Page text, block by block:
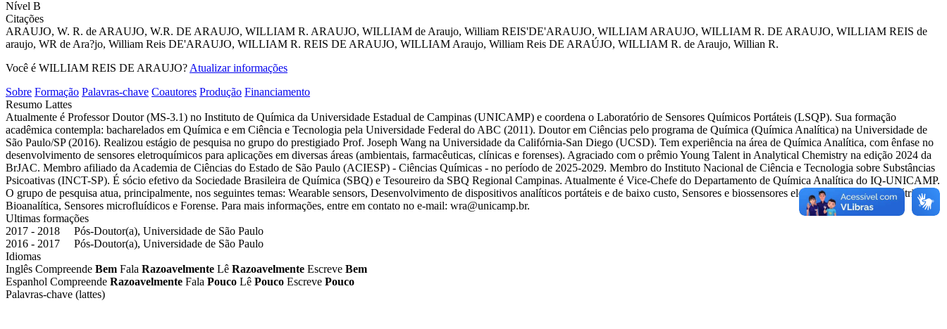
Nível B
Citações
ARAUJO, W. R. de ARAUJO, W.R. DE ARAUJO, WILLIAM R. ARAUJO, WILLIAM de Araujo, William REIS'DE'ARAUJO, WILLIAM ARAUJO, WILLIAM R. DE ARAUJO, WILLIAM REIS de
araujo, WR de Ara?jo, William Reis DE'ARAUJO, WILLIAM R. REIS DE ARAUJO, WILLIAM Araujo, William Reis DE ARAÚJO, WILLIAM R. de Araujo, Willian R.
Você é WILLIAM REIS DE ARAUJO? Atualizar informações
Sobre Formação Palavras-chave Coautores Produção Financiamento
Resumo Lattes
Atualmente é Professor Doutor (MS-3.1) no Instituto de Química da Universidade Estadual de Campinas (UNICAMP) e coordena o Laboratório de Sensores Químicos Portáteis (LSQP). Sua formação
acadêmica contempla: bacharelados em Química e em Ciência e Tecnologia pela Universidade Federal do ABC (2011). Doutor em Ciências pelo programa de Química (Química Analítica) na Universidade de
São Paulo/SP (2016). Realizou estágio de pesquisa no grupo do prestigiado Prof. Joseph Wang na Universidade da Califórnia-San Diego (UCSD). Tem experiência na área de Química Analítica, com ênfase no
desenvolvimento de sensores eletroquímicos para aplicações em diversas áreas (ambientais, farmacêuticas, clínicas e forenses). Agraciado com o prêmio Young Talent in Analytical Chemistry na edição 2024 da
BrJAC. Membro afiliado da Academia de Ciências do Estado de São Paulo (ACIESP) - Ciências Químicas - no período de 2025-2029. Membro do Instituto Nacional de Ciência e Tecnologia sobre Substâncias
Psicoativas (INCT-SP). É sócio efetivo da Sociedade Brasileira de Química (SBQ) e Tesoureiro da SBQ Regional Campinas. Atualmente é Vice-Chefe do Departamento de Química Analítica do IQ-UNICAMP.
O grupo de pesquisa atua, principalmente, nos seguintes temas: Wearable sensors, Desenvolvimento de dispositivos analíticos portáteis e de baixo custo, Sensores e biossensores eletroquímicos e colorimétricos,
Bioanalítica, Sensores microfluídicos e Forense. Para mais informações, entre em contato no e-mail: wra@unicamp.br.
Ultimas formações
2017 - 2018 Pós-Doutor(a), Universidade de São Paulo
2016 - 2017 Pós-Doutor(a), Universidade de São Paulo
Idiomas
Inglês Compreende Bem Fala Razoavelmente Lê Razoavelmente Escreve Bem
Espanhol Compreende Razoavelmente Fala Pouco Lê Pouco Escreve Pouco
Palavras-chave (lattes)